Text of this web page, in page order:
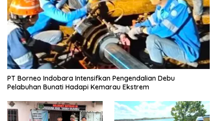
PT Borneo Indobara Intensifkan Pengendalian Debu
Pelabuhan Bunati Hadapi Kemarau Ekstrem